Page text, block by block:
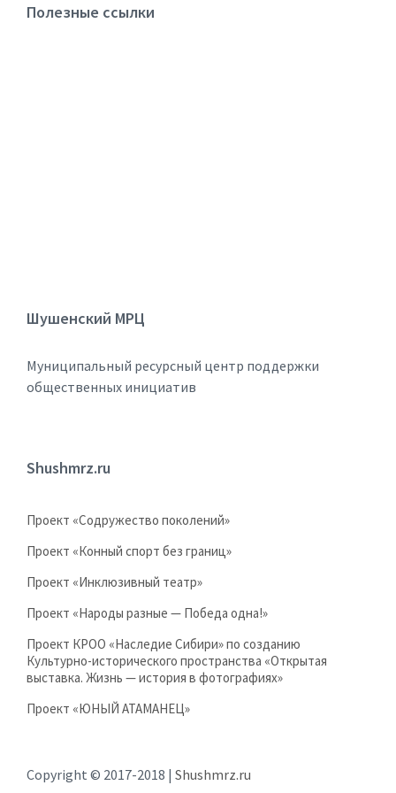
Полезные ссылки
Шушенский МРЦ
Муниципальный ресурсный центр поддержки
общественных инициатив
Shushmrz.ru
Проект «Содружество поколений»
Проект «Конный спорт без границ»
Проект «Инклюзивный театр»
Проект «Народы разные — Победа одна!»
Проект КРОО «Наследие Сибири» по созданию
Культурно-исторического пространства «Открытая
выставка. Жизнь — история в фотографиях»
Проект «ЮНЫЙ АТАМАНЕЦ»
Copyright © 2017-2018 | Shushmrz.ru